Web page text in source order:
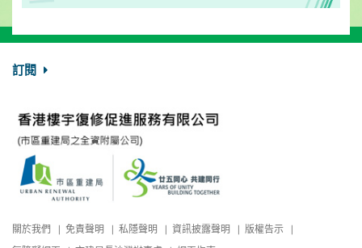
訂閱
關於我們 免責聲明 私隱聲明 資訊披露聲明
版權告示